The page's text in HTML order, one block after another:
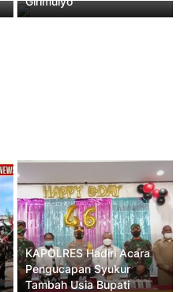
KAPOLRES Hadiri Acara
Pengucapan Syukur
Tambah Usia Bupati